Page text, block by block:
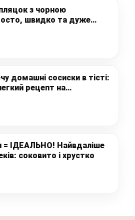
з чорною
швидко та дуже
домашні сосиски в тісті:
рецепт на
= ІДЕАЛЬНО! Найвдаліше
соковито і хрустко